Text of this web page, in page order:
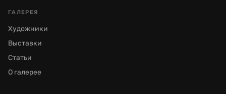
ГАЛЕРЕЯ
Художники
Выставки
Статьи
О галерее